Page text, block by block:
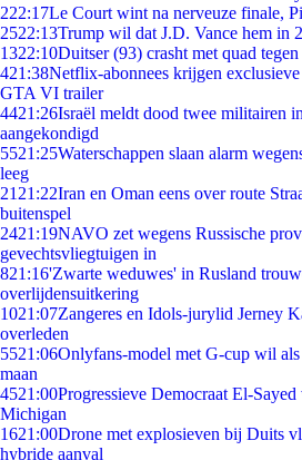
222:17Le Court wint na nerveuze finale,
2522:13Trump wil dat J.D. Vance hem in
1322:10Duitser (93) crasht met quad
421:38Netflix-abonnees krijgen
GTA VI trailer
4421:26Israël meldt dood twee militairen
aangekondigd
5521:25Waterschappen slaan alarm
leeg
21 21:22Iran en Oman eens over route
buitenspel
2421:19NAVO zet wegens Russische
gevechtsvliegtuigen in
821:16'Zwarte weduwes' in Rusland
overlijdensuitkering
1021:07Zangeres en Idols-jurylid Jerney
overleden
5521:06Onlyfans-model met G-cup wil
maan
4521:00Progressieve Democraat El-
Michigan
1621:00Drone met explosieven bij Duits
hybride aanval